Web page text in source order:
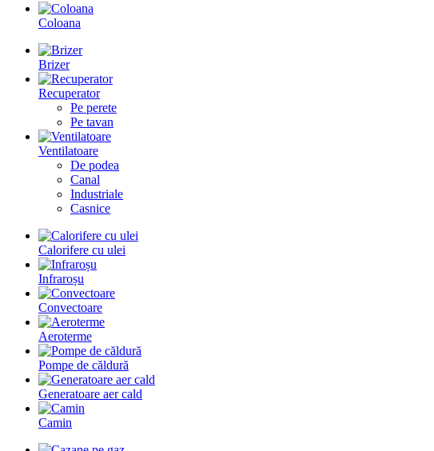
Coloana
Brizer
Recuperator
Pe perete
Pe tavan
Ventilatoare
De podea
Canal
Industriale
Casnice
Calorifere cu ulei
Infraroșu
Convectoare
Aeroterme
Pompe de căldură
Generatoare aer cald
Camin